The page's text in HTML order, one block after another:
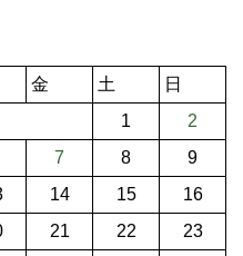
金 土
日
1
2
7 8
9
14 15
16
21 22
23